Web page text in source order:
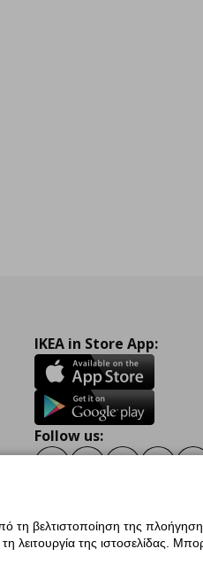
IKEA in Store App:
Follow us:
Προσωπικών Δεδομένων
βελτιστοποίηση της
της ιστοσελίδας.